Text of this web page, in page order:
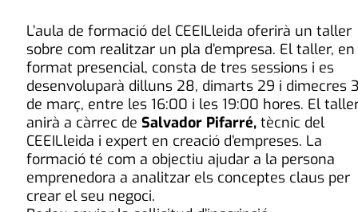
L’aula de formació del CEEILleida oferirà un taller
sobre com realitzar un pla d’empresa. El taller, en
format presencial, consta de tres sessions i es
desenvoluparà dilluns 28, dimarts 29 i dimecres
de març, entre les 16:00 i les 19:00 hores. El
anirà a càrrec de Salvador Pifarré, tècnic del
CEEILleida i expert en creació d’empreses. La
formació té com a objectiu ajudar a la persona
emprenedora a analitzar els conceptes claus per
crear el seu negoci.